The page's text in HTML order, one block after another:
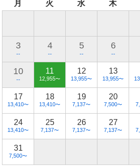
月 火 水 木
3
--
4
--
5
--
6
--
10
--
11
12,955〜
12
13,955〜
13
13,955〜
17
13,410〜
18
13,410〜
19
7,137〜
20
7,500〜
24
13,410〜
25
7,137〜
26
7,137〜
27
7,137〜
31
7,500〜